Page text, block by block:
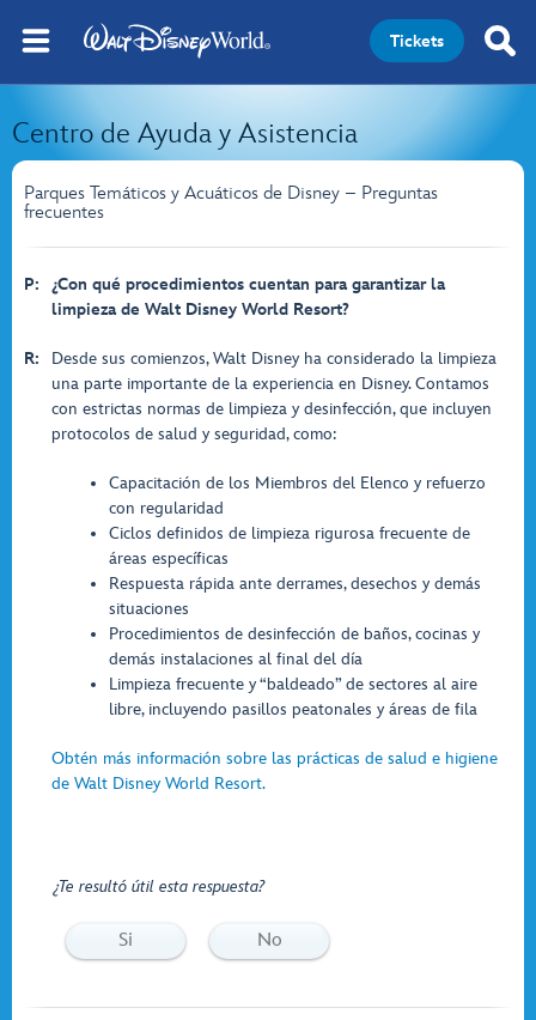
Tickets
Centro de Ayuda y Asistencia
Parques Temáticos y Acuáticos de Disney – Preguntas
frecuentes
P:
¿Con qué procedimientos cuentan para garantizar la
limpieza de Walt Disney World Resort?
R:
Desde sus comienzos, Walt Disney ha considerado la limpieza
una parte importante de la experiencia en Disney. Contamos
con estrictas normas de limpieza y desinfección, que incluyen
protocolos de salud y seguridad, como:
Capacitación de los Miembros del Elenco y refuerzo
con regularidad
Ciclos definidos de limpieza rigurosa frecuente de
áreas específicas
Respuesta rápida ante derrames, desechos y demás
situaciones
Procedimientos de desinfección de baños, cocinas y
demás instalaciones al final del día
Limpieza frecuente y “baldeado” de sectores al aire
libre, incluyendo pasillos peatonales y áreas de fila
Obtén más información sobre las prácticas de salud e higiene
de Walt Disney World Resort.
¿Te resultó útil esta respuesta?
Si No